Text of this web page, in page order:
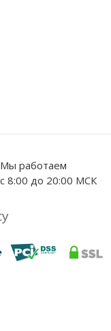
Мы работаем
с 8:00 до 20:00 МСК